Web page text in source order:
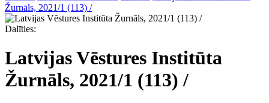
Žurnāls, 2021/1 (113) /
Dalīties:
Latvijas Vēstures Institūta
Žurnāls, 2021/1 (113) /